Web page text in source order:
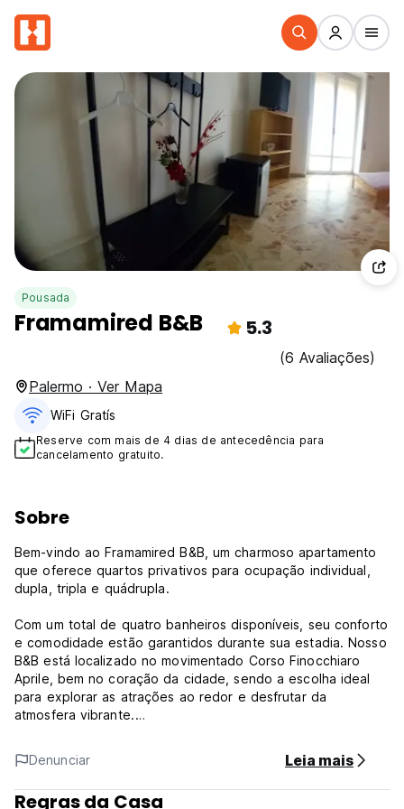
Pousada
Framamired B&B 5.3
(6 Avaliações)
Palermo · Ver Mapa
WiFi Gratís
Reserve com mais de 4 dias de antecedência para
cancelamento gratuito.
Sobre
Bem-vindo ao Framamired B&B, um charmoso apartamento
que oferece quartos privativos para ocupação individual,
dupla, tripla e quádrupla.
Com um total de quatro banheiros disponíveis, seu conforto
e comodidade estão garantidos durante sua estadia. Nosso
B&B está localizado no movimentado Corso Finocchiaro
Aprile, bem no coração da cidade, sendo a escolha ideal
para explorar as atrações ao redor e desfrutar da
atmosfera vibrante.
Quer viaje sozinho ou em grupo, o Framamired B&B oferece
um espaço acolhedor e bem equipado para tornar a sua
visita verdadeiramente agradável.
Denunciar Leia mais
Regras da Casa